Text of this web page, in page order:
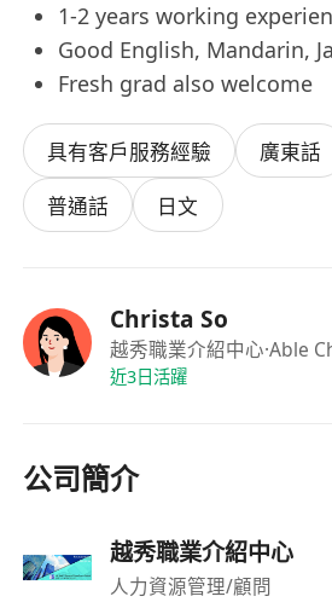
1-2 years working
Good English, Mandarin,
Fresh grad also welcome
具有客戶服務經驗 廣東話
普通話
日文
Christa So
越秀職業介紹中心·Able
近3日活躍
公司簡介
越秀職業介紹中心
人力資源管理/顧問